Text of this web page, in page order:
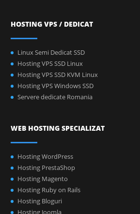
HOSTING VPS / DEDICAT
Linux Semi Dedicat SSD
Hosting VPS SSD Linux
Hosting VPS SSD KVM Linux
Hosting VPS Windows SSD
Servere dedicate Romania
WEB HOSTING SPECIALIZAT
Hosting WordPress
Hosting PrestaShop
Hosting Magento
Hosting Ruby on Rails
Hosting Bloguri
Hosting Joomla